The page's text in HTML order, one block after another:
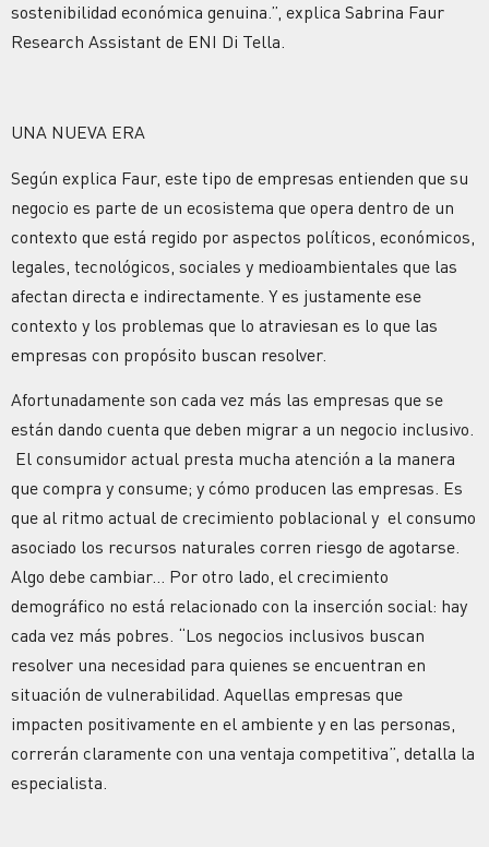
sostenibilidad económica genuina.”, explica Sabrina Faur
Research Assistant de ENI Di Tella.
UNA NUEVA ERA
Según explica Faur, este tipo de empresas entienden que su
negocio es parte de un ecosistema que opera dentro de un
contexto que está regido por aspectos políticos, económicos,
legales, tecnológicos, sociales y medioambientales que las
afectan directa e indirectamente. Y es justamente ese
contexto y los problemas que lo atraviesan es lo que las
empresas con propósito buscan resolver.
Afortunadamente son cada vez más las empresas que se
están dando cuenta que deben migrar a un negocio inclusivo.
El consumidor actual presta mucha atención a la manera
que compra y consume; y cómo producen las empresas. Es
que al ritmo actual de crecimiento poblacional y el consumo
asociado los recursos naturales corren riesgo de agotarse.
Algo debe cambiar… Por otro lado, el crecimiento
demográfico no está relacionado con la inserción social: hay
cada vez más pobres. “Los negocios inclusivos buscan
resolver una necesidad para quienes se encuentran en
situación de vulnerabilidad. Aquellas empresas que
impacten positivamente en el ambiente y en las personas,
correrán claramente con una ventaja competitiva”, detalla la
especialista.